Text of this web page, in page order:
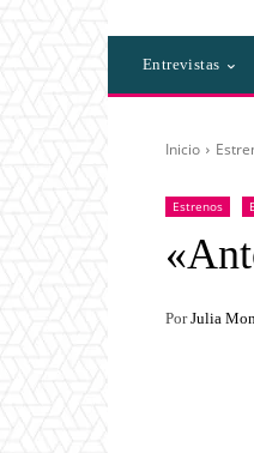
Entrevistas
Inicio
Estrenos
Por Julia